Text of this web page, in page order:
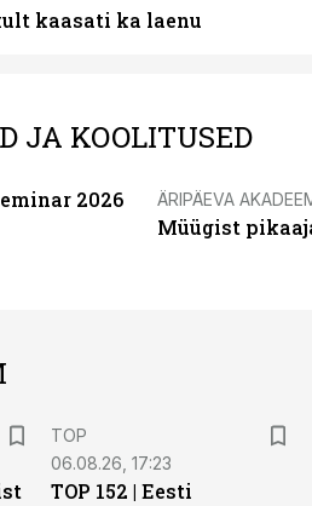
kaasati ka laenu
JA KOOLITUSED
2026 ÄRIPÄEVA
Müügist
TOP
06.08.26, 17:23
TOP 152 | Eesti